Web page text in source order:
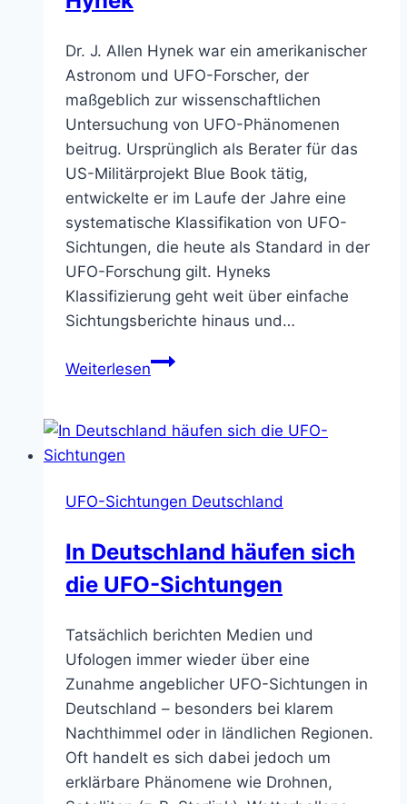
Dr. J. Allen Hynek war ein amerikanischer
Astronom und UFO-Forscher, der
maßgeblich zur wissenschaftlichen
Untersuchung von UFO-Phänomenen
beitrug. Ursprünglich als Berater für das
US-Militärprojekt Blue Book tätig,
entwickelte er im Laufe der Jahre eine
systematische Klassifikation von UFO-
Sichtungen, die heute als Standard in der
UFO-Forschung gilt. Hyneks
Klassifizierung geht weit über einfache
Sichtungsberichte hinaus und…
WeiterlesenKlassifizierung
Sichtungen
J.
Hynek
UFO-Sichtungen Deutschland
In Deutschland häufen sich
die UFO-Sichtungen
Tatsächlich berichten Medien und
Ufologen immer wieder über eine
Zunahme angeblicher UFO-Sichtungen in
Deutschland – besonders bei klarem
Nachthimmel oder in ländlichen Regionen.
Oft handelt es sich dabei jedoch um
erklärbare Phänomene wie Drohnen,